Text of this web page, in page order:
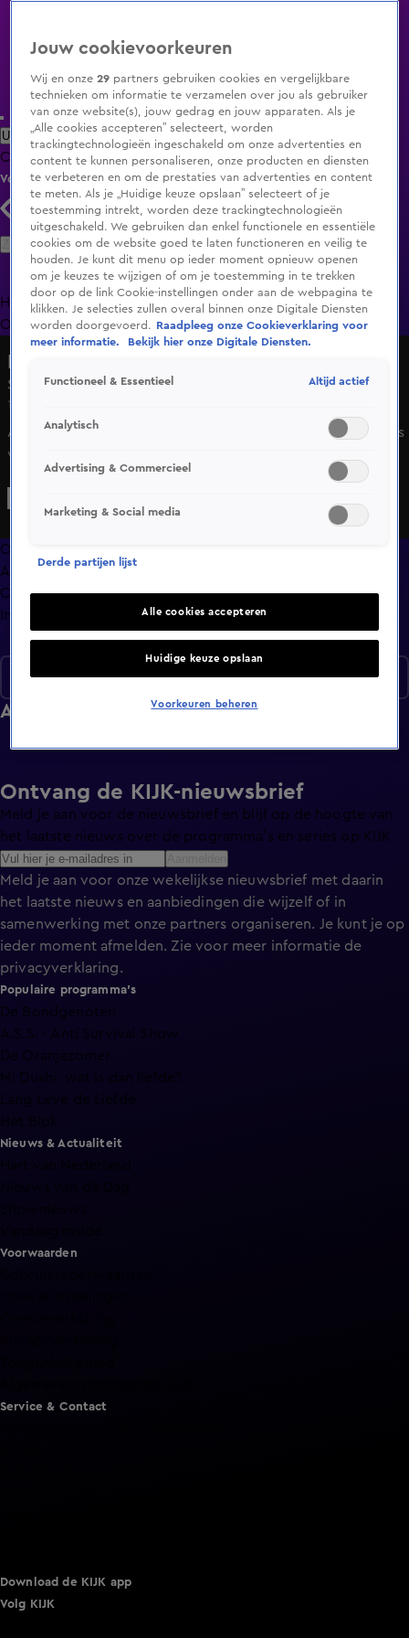
Uitzending Gemist Populaire programma's Zenders Genres
ClipsFilmsRadioSmart TV inlogShop
Volg KIJK
Zoeken
HomeUitzending Gemist Programma's De Bondgenoten
OranjezomerLivestreamsShop
Seizoen 1, aflevering 5
19 nov 2024, 19:30
Ajax-verdediger Youri Baas bespreekt zijn ontwikkeling als
veelzijdige voetbalspeler bij Ajax, zijn tijd bij voetbalclub
N.E.C., en de feedback dat hij meer pit moet tonen op het
contractverlenging bij Ajax al lopen en vertelt hoe hij zijn
vriendin via Instagram ontmoette. Ook prijst hij coach
Farioli om zijn betrokkenheid.
Overzicht
Afleveringen
Clips
Info
Afleveringen
Seizoen 1
Ontvang de KIJK-nieuwsbrief
Meld je aan voor de nieuwsbrief en blijf op de hoogte van
het laatste nieuws over de programma’s en series op KIJK.
Meld je aan voor onze wekelijkse nieuwsbrief met daarin
het laatste nieuws en aanbiedingen die wijzelf of in
samenwerking met onze partners organiseren. Je kunt je op
ieder moment afmelden. Zie voor meer informatie de
privacyverklaring.
Populaire programma's
De Bondgenoten
A.S.S. - Anti Survival Show
De Oranjezomer
Mi Dushi: wat is dan liefde?
Lang Leve de Liefde
Nieuws & Actualiteit
Voorwaarden
Service & Contact
Download de KIJK app
Volg KIJK
Jouw cookievoorkeuren
Wij en onze29 partners gebruiken cookies en vergelijkbare
technieken om informatie te verzamelen over jou als gebruiker
van onze website(s), jouw gedrag en jouw apparaten. Als je
„Alle cookies accepteren” selecteert, worden
trackingtechnologieën ingeschakeld om onze advertenties en
content te kunnen personaliseren, onze producten en diensten
te verbeteren en om de prestaties van advertenties en content
te meten. Als je „Huidige keuze opslaan” selecteert of je
toestemming intrekt, worden deze trackingtechnologieën
uitgeschakeld. We gebruiken dan enkel functionele en essentiële
cookies om de website goed te laten functioneren en veilig te
houden. Je kunt dit menu op ieder moment opnieuw openen
om je keuzes te wijzigen of om je toestemming in te trekken
door op de link Cookie-instellingen onder aan de webpagina te
klikken. Je selecties zullen overal binnen onze Digitale Diensten
worden doorgevoerd.
Raadpleeg onze Cookieverklaring voor
meer informatie.
Bekijk hier onze Digitale Diensten.
Functioneel & Essentieel Altijd actief
Analytisch
Advertising & Commercieel
Marketing & Social media
Derde partijen lijst
Alle cookies accepteren
Huidige keuze opslaan
Voorkeuren beheren